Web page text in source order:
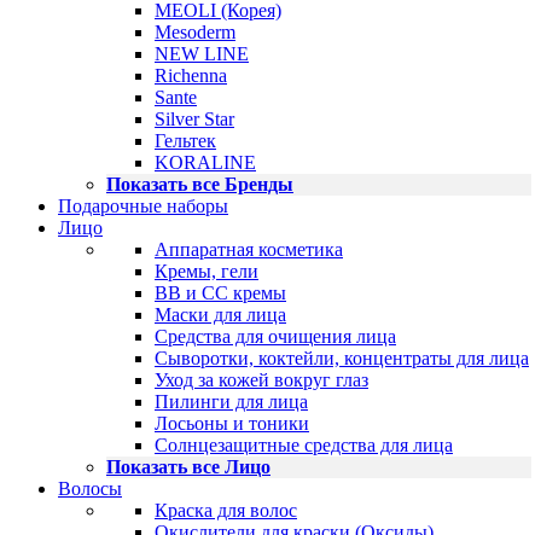
MEOLI (Корея)
Mesoderm
NEW LINE
Richenna
Sante
Silver Star
Гельтек
KORALINE
Показать все Бренды
Подарочные наборы
Лицо
Аппаратная косметика
Кремы, гели
BB и CC кремы
Маски для лица
Средства для очищения лица
Сыворотки, коктейли, концентраты для лица
Уход за кожей вокруг глаз
Пилинги для лица
Лосьоны и тоники
Солнцезащитные средства для лица
Показать все Лицо
Волосы
Краска для волос